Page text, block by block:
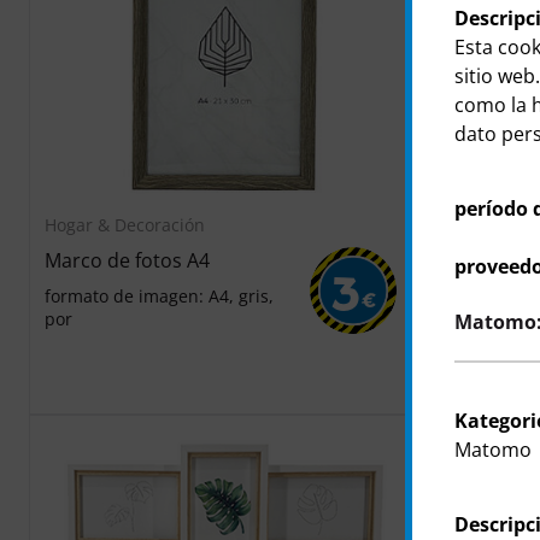
Hogar & Decoración
Marco de fotos A4
formato de imagen: A4, gris,
por
3 €
Hogar &
Marco de
blanco, por
Esta
sitio
como la
dato
período
Matomo